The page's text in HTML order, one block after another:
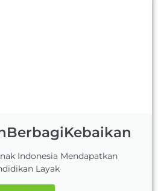
Indonesia Mendapatkan
Layak